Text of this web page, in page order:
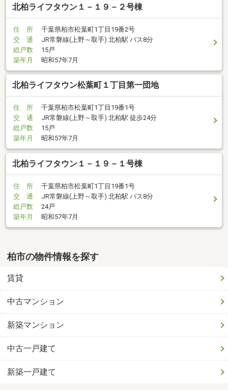
北柏ライフタウン１－１９－２号棟
住 所
千葉県柏市松葉町1丁目19番2号
交 通
JR常磐線(上野～取手) 北柏駅 バス8分
総戸数
15戸
築年月
昭和57年7月
北柏ライフタウン松葉町１丁目第一団地
住 所
千葉県柏市松葉町1丁目19番1号
交 通
JR常磐線(上野～取手) 北柏駅 徒歩24分
総戸数
15戸
築年月
昭和57年7月
北柏ライフタウン１－１９－１号棟
住 所
千葉県柏市松葉町1丁目19番1号
交 通
JR常磐線(上野～取手) 北柏駅 バス8分
総戸数
24戸
築年月
昭和57年7月
柏市の物件情報を探す
賃貸
中古マンション
新築マンション
中古一戸建て
新築一戸建て